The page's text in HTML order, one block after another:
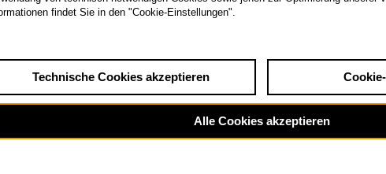
findet Sie in den "Cookie-Einstellungen".
Technische Cookies akzeptieren
Alle Cookies akzeptieren